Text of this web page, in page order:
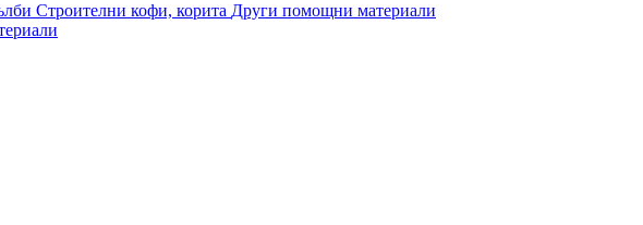
Строителни кофи, корита Други помощни материали